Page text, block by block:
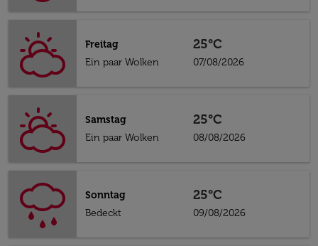
Freitag
Ein paar Wolken
25°C
07/08/2026
Samstag
Ein paar Wolken
25°C
08/08/2026
Sonntag
Bedeckt
25°C
09/08/2026